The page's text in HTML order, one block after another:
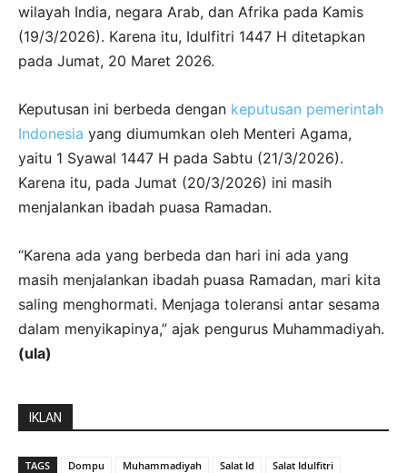
wilayah India, negara Arab, dan Afrika pada Kamis
(19/3/2026). Karena itu, Idulfitri 1447 H ditetapkan
pada Jumat, 20 Maret 2026.
Keputusan ini berbeda dengan keputusan pemerintah
Indonesia yang diumumkan oleh Menteri Agama,
yaitu 1 Syawal 1447 H pada Sabtu (21/3/2026).
Karena itu, pada Jumat (20/3/2026) ini masih
menjalankan ibadah puasa Ramadan.
“Karena ada yang berbeda dan hari ini ada yang
masih menjalankan ibadah puasa Ramadan, mari kita
saling menghormati. Menjaga toleransi antar sesama
dalam menyikapinya,” ajak pengurus Muhammadiyah.
(ula)
IKLAN
TAGS Dompu Muhammadiyah Salat Id
Salat Idulfitri